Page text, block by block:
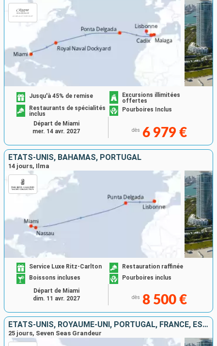
Jusqu'à 45% de remise
Excursions illimitées
offertes
Restaurants de spécialités
inclus
Pourboires Inclus
dès 6 979 €
Départ de Miami
mer. 14 avr. 2027
ÉTATS-UNIS, BAHAMAS, PORTUGAL
14 jours, Ilma
Service Luxe Ritz-Carlton
Restauration raffinée
Boissons incluses
Pourboires inclus
dès 8 500 €
Départ de Miami
dim. 11 avr. 2027
ÉTATS-UNIS, ROYAUME-UNI, PORTUGAL, FRANCE, ESPAGNE
25 jours, Seven Seas Grandeur